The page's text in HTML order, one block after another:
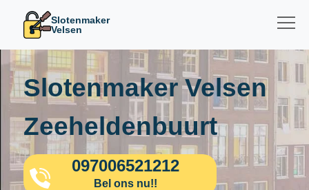
Slotenmaker
Velsen
Slotenmaker Velsen
Zeeheldenbuurt
097006521212
Bel ons nu!!